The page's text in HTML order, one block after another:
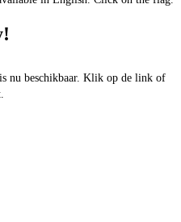
is nu beschikbaar. Klik op de link of